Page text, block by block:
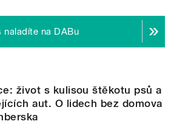
naladíte na DABu
život s kulisou štěkotu psů a
aut. O lidech bez domova